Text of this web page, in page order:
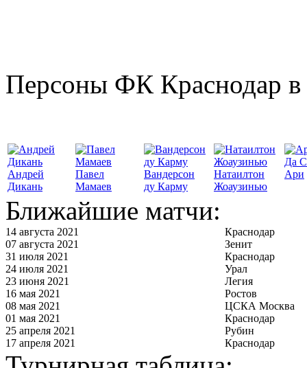
Персоны ФК Краснодар в
Андрей
Дикань
Павел
Мамаев
Вандерсон
ду Карму
Натаилтон
Жоаузинью
Да
Ари
Ближайшие матчи:
14 августа 2021
Краснодар
07 августа 2021
Зенит
31 июля 2021
Краснодар
24 июля 2021
Урал
23 июня 2021
Легия
16 мая 2021
Ростов
08 мая 2021
ЦСКА Москва
01 мая 2021
Краснодар
25 апреля 2021
Рубин
17 апреля 2021
Краснодар